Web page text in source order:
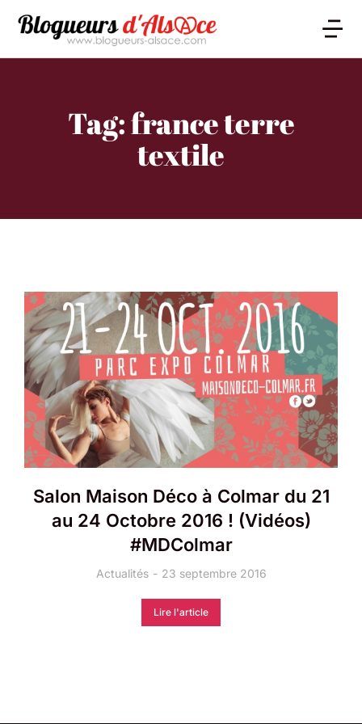
Tag: france terre
textile
Salon Maison Déco à Colmar du 21
au 24 Octobre 2016 ! (Vidéos)
#MDColmar
Actualités 23 septembre 2016
Lire l'article